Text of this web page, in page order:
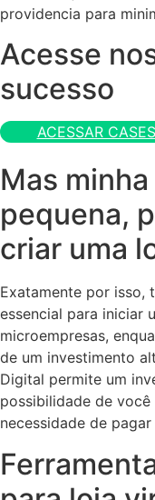
providencia para
Acesse
sucesso
ACESSAR CASES
Mas
pequena,
criar uma
Exatamente por isso,
essencial para iniciar
microempresas,
de um investimento
Digital permite um
possibilidade de
necessidade de